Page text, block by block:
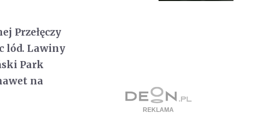
Przełęczy
lód. Lawiny
Park
na